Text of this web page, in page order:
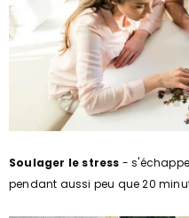
Soulager le stress -
pendant aussi peu que 20